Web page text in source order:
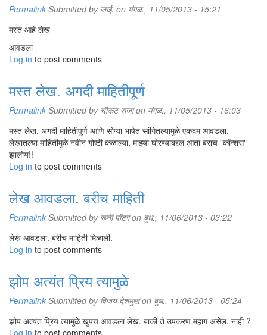
Permalink Submitted by जाई. on मंगळ., 11/05/2013 - 15:21
मस्त आहे लेख
आवडला
Log in to post comments
मस्त लेख. अगदी माहितीपूर्ण
Permalink Submitted by चौकट राजाon मंगळ., 11/05/2013 - 16:03
मस्त लेख. अगदी माहितीपूर्ण आणि सोप्या भाषेत सांगितल्यामुळे एकदम आवडला.
लेखातल्या माहितीमुळे नवीन गोष्टी कळाल्या. माझ्या घोरण्याबद्दल आता बराच "कॉन्शस"
झालोय!!
Log in to post comments
लेख आवडला. बरीच माहिती
Permalink Submitted by रूनी पॉटरon बुध., 11/06/2013 - 03:22
लेख आवडला. बरीच माहिती मिळाली.
Log in to post comments
झोप अत्यंत प्रिय त्यामुळे
Permalink Submitted by विजय देशमुखon बुध., 11/06/2013 - 05:24
झोप अत्यंत प्रिय त्यामुळे खुपच आवडला लेख. बाकी ते उपकरण महाग असेल, नाही ?
Log in to post comments